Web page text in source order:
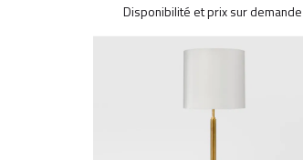
Disponibilité et prix sur demande